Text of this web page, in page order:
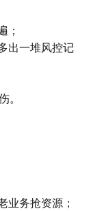
；
出一堆风控记
。
业务抢资源；